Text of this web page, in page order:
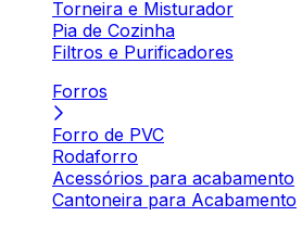
Torneira e Misturador
Pia de Cozinha
Filtros e Purificadores
Forros
Forro de PVC
Rodaforro
Acessórios para acabamento
Cantoneira para Acabamento